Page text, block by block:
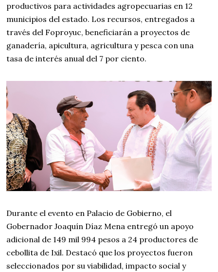
productivos para actividades agropecuarias en 12
municipios del estado. Los recursos, entregados a
través del Foproyuc, beneficiarán a proyectos de
ganadería, apicultura, agricultura y pesca con una
tasa de interés anual del 7 por ciento.
Durante el evento en Palacio de Gobierno, el
Gobernador Joaquín Díaz Mena entregó un apoyo
adicional de 149 mil 994 pesos a 24 productores de
cebollita de Ixil. Destacó que los proyectos fueron
seleccionados por su viabilidad, impacto social y